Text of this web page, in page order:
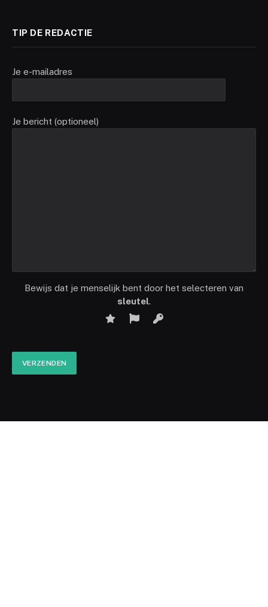
TIP DE REDACTIE
Je e-mailadres
Je bericht (optioneel)
Bewijs dat je menselijk bent door het selecteren van
sleutel.